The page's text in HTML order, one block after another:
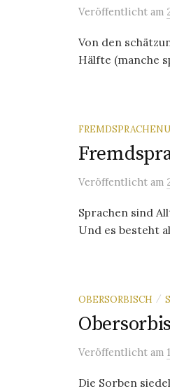
Veröffentlicht am
Von den
Hälfte (manche
Veröffentlicht am
Sprachen sind
Und es besteht
OBERSORBISCH /
Veröffentlicht am
Die Sorben